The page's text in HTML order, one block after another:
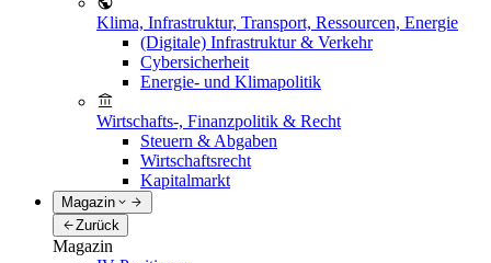
Klima, Infrastruktur, Transport, Ressourcen, Energie
(Digitale) Infrastruktur & Verkehr
Cybersicherheit
Energie- und Klimapolitik
Wirtschafts-, Finanzpolitik & Recht
Steuern & Abgaben
Wirtschaftsrecht
Kapitalmarkt
Magazin
Zurück
Magazin